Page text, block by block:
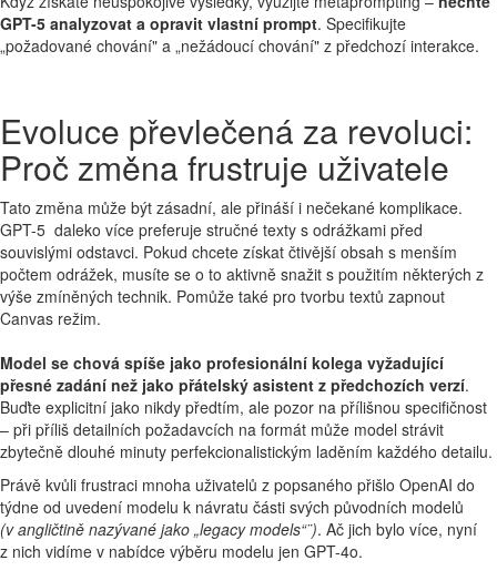
GPT-5 analyzovat a opravit vlastní prompt. Specifikujte
„požadované chování" a „nežádoucí chování" z předchozí interakce.
Evoluce převlečená za revoluci:
Proč změna frustruje uživatele
Tato změna může být zásadní, ale přináší i nečekané komplikace.
GPT-5 daleko více preferuje stručné texty s odrážkami před
souvislými odstavci. Pokud chcete získat čtivější obsah s menším
počtem odrážek, musíte se o to aktivně snažit s použitím některých z
výše zmíněných technik. Pomůže také pro tvorbu textů zapnout
Canvas režim.
Model se chová spíše jako profesionální kolega vyžadující
přesné zadání než jako přátelský asistent z předchozích verzí.
Buďte explicitní jako nikdy předtím, ale pozor na přílišnou specifičnost
– při příliš detailních požadavcích na formát může model strávit
zbytečně dlouhé minuty perfekcionalistickým laděním každého detailu.
Právě kvůli frustraci mnoha uživatelů z popsaného přišlo OpenAI do
týdne od uvedení modelu k návratu části svých původních modelů
(v angličtině nazývané jako „legacy models“¨). Ač jich bylo více, nyní
z nich vidíme v nabídce výběru modelu jen GPT-4o.